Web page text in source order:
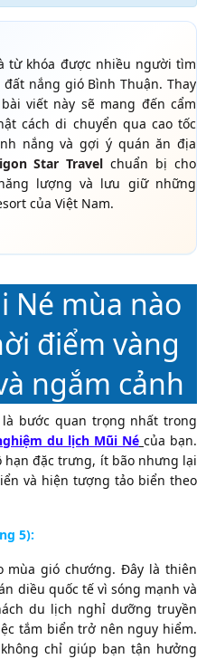
từ khóa được nhiều người tìm
nắng gió Bình Thuận. Thay
viết này sẽ mang đến cẩm
cách di chuyển qua cao tốc
nắng và gợi ý quán ăn địa
Star Travel chuẩn bị cho
lượng và lưu giữ những
của Việt Nam.
Né mùa nào
điểm vàng
ngắm cảnh
bước quan trọng nhất trong
du lịch Mũi Né của bạn.
hạn đặc trưng, ít bão nhưng lại
và hiện tượng tảo biển theo
5):
mùa gió chướng. Đây là thiên
diều quốc tế vì sóng mạnh và
du lịch nghỉ dưỡng truyền
tắm biển trở nên nguy hiểm.
chỉ giúp bạn tận hưởng